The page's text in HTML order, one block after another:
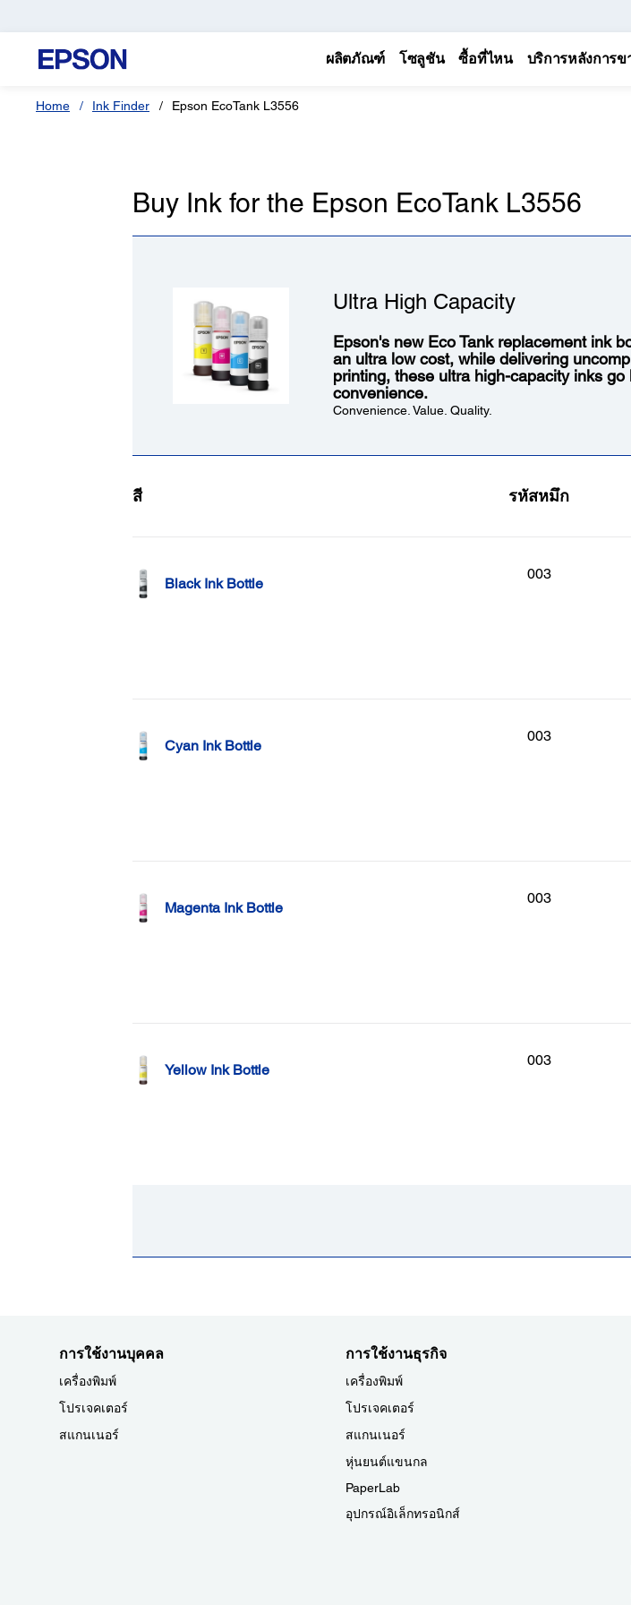
ผลิตภัณฑ์ โซลูชัน ซื้อที่ไหน บริการหลังการข
Home Ink Finder Epson EcoTank L3556
Buy Ink for the Epson EcoTank L3556
Ultra High Capacity
Epson's new Eco Tank replacement ink
an ultra low cost, while delivering
printing, these ultra high-capacity inks
convenience.
Convenience. Value. Quality.
สี รหัสหมึก
Black Ink Bottle
003
Cyan Ink Bottle
003
Magenta Ink Bottle
003
Yellow Ink Bottle
003
การใช้งานบุคคล
เครื่องพิมพ์
โปรเจคเตอร์
สแกนเนอร์
การใช้งานธุรกิจ
เครื่องพิมพ์
โปรเจคเตอร์
สแกนเนอร์
หุ่นยนต์แขนกล
PaperLab
อุปกรณ์อิเล็กทรอนิกส์